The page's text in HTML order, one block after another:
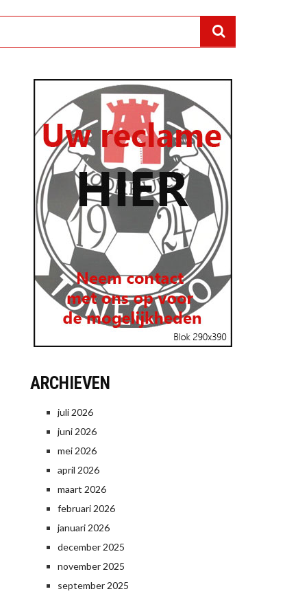
ARCHIEVEN
juli 2026
juni 2026
mei 2026
april 2026
maart 2026
februari 2026
januari 2026
december 2025
november 2025
september 2025